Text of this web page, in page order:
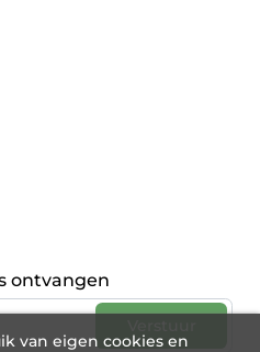
ontvangen
van eigen cookies en